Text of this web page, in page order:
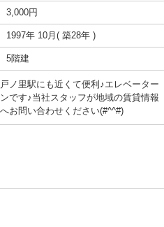
3,000円
1997年 10月( 築28年 )
5階建
ノ里駅にも近くて便利♪エレベーター
です♪当社スタッフが地域の賃貸情報
お問い合わせください(#^^#)